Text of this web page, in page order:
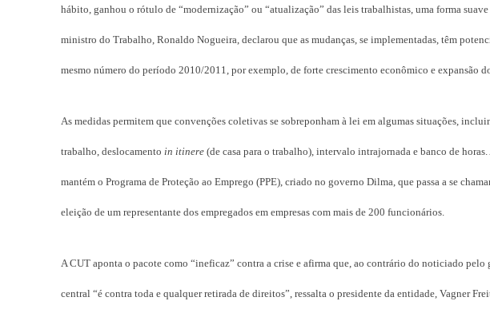
hábito, ganhou o rótulo de “modernização” ou “atualização” das leis trabalhistas, uma forma
ministro do Trabalho, Ronaldo Nogueira, declarou que as mudanças, se implementadas, têm
mesmo número do período 2010/2011, por exemplo, de forte crescimento econômico e expansão
As medidas permitem que convenções coletivas se sobreponham à lei em algumas situações,
trabalho, deslocamento in itinere (de casa para o trabalho), intervalo intrajornada e banco de
mantém o Programa de Proteção ao Emprego (PPE), criado no governo Dilma, que passa a se
eleição de um representante dos empregados em empresas com mais de 200 funcionários.
A CUT aponta o pacote como “ineficaz” contra a crise e afirma que, ao contrário do noticiado
central “é contra toda e qualquer retirada de direitos”, ressalta o presidente da entidade, Vagner